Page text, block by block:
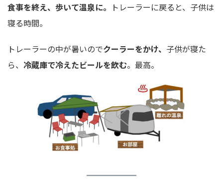
食事を終え、歩いて温泉に。
トレーラーに戻ると、子供は
寝る時間。
トレーラーの中が暑いのでクーラーをかけ、 子供が寝た
ら、 冷蔵庫で冷えたビールを飲む。最高。